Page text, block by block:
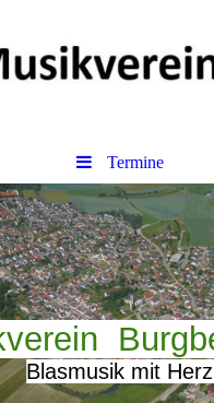
Termine
Blasmusik mit Herz